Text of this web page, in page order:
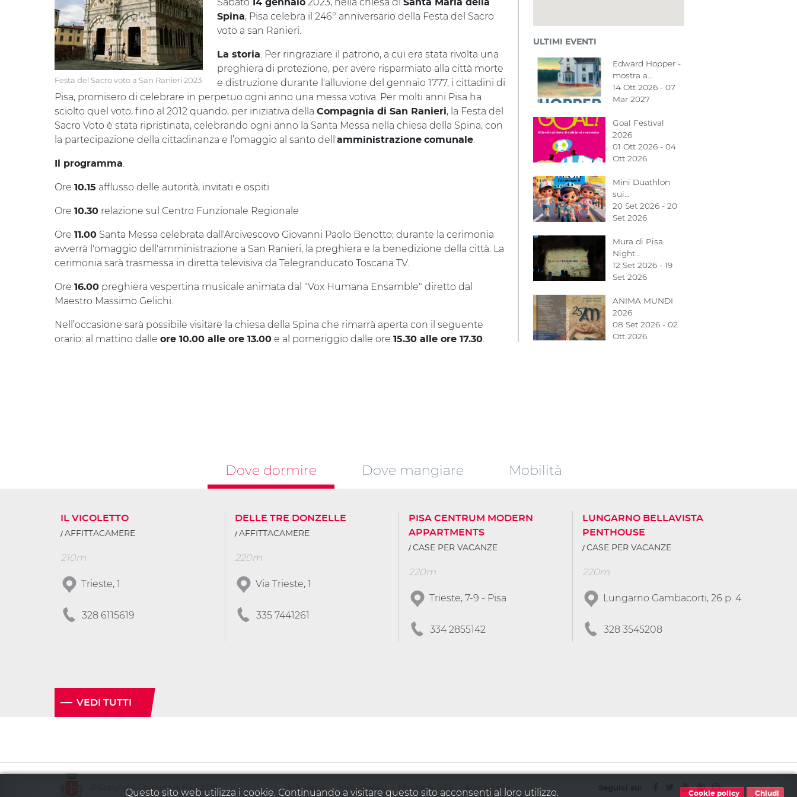
Festa del Sacro voto a San Ranieri 2023
14 gennaio
Santa Maria della
Spina, Pisa celebra il 246° anniversario della Festa del Sacro
voto a san Ranieri.
La storia. Per ringraziare il patrono, a cui era stata rivolta una
preghiera di protezione, per avere risparmiato alla città morte
e distruzione durante l'alluvione del gennaio 1777, i cittadini di
Pisa, promisero di celebrare in perpetuo ogni anno una messa votiva. Per molti anni Pisa ha
sciolto quel voto, fino al 2012 quando, per iniziativa della Compagnia di San Ranieri, la Festa del
Sacro Voto è stata ripristinata, celebrando ogni anno la Santa Messa nella chiesa della Spina, con
la partecipazione della cittadinanza e l’omaggio al santo dell'amministrazione comunale.
Il programma.
Ore 10.15 afflusso delle autorità, invitati e ospiti
Ore 10.30 relazione sul Centro Funzionale Regionale
Ore 11.00 Santa Messa celebrata dall'Arcivescovo Giovanni Paolo Benotto; durante la cerimonia
avverrà l'omaggio dell'amministrazione a San Ranieri, la preghiera e la benedizione della città. La
cerimonia sarà trasmessa in diretta televisiva da Telegranducato Toscana TV.
Ore 16.00 preghiera vespertina musicale animata dal "Vox Humana Ensamble" diretto dal
Maestro Massimo Gelichi.
Nell’occasione sarà possibile visitare la chiesa della Spina che rimarrà aperta con il seguente
orario: al mattino dalle ore 10.00 alle ore 13.00 e al pomeriggio dalle ore 15.30 alle ore 17.30.
ULTIMI EVENTI
Edward Hopper -
mostra a…
14 Ott 2026 - 07
Mar 2027
Goal Festival
2026
01 Ott 2026 - 04
Ott 2026
Mini Duathlon
sui…
20 Set 2026 - 20
Set 2026
Mura di Pisa
Night…
12 Set 2026 - 19
Set 2026
ANIMA MUNDI
2026
08 Set 2026 - 02
Ott 2026
Dove dormire Dove mangiare Mobilità
IL VICOLETTO
AFFITTACAMERE
210m
Trieste, 1
328 6115619
DELLE TRE DONZELLE
AFFITTACAMERE
220m
Via Trieste, 1
335 7441261
PISA CENTRUM MODERN
APPARTMENTS
CASE PER VACANZE
220m
Trieste, 7-9 - Pisa
334 2855142
LUNGARNO BELLAVISTA
PENTHOUSE
CASE PER VACANZE
220m
Lungarno Gambacorti, 26 p. 4
328 3545208
VEDI TUTTI
© Copyright Comune di Pisa 2020 Info point · Policy privacy Mappa del sito Accessibilità
Questo sito web utilizza i cookie. Continuando a visitare questo sito acconsenti al loro utilizzo. Cookie policy Chiudi